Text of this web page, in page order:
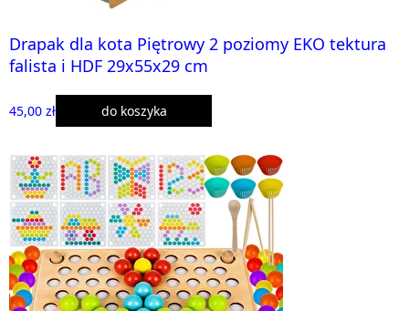
Drapak dla kota Piętrowy 2 poziomy EKO tektura
falista i HDF 29x55x29 cm
45,00 zł do koszyka